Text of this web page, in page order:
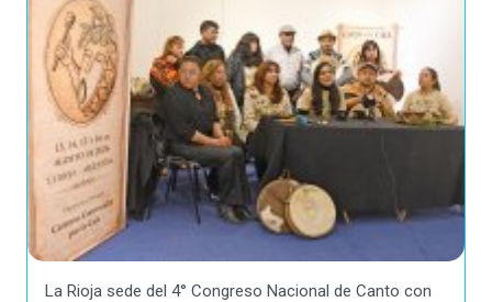
La Rioja sede del 4° Congreso Nacional de Canto con